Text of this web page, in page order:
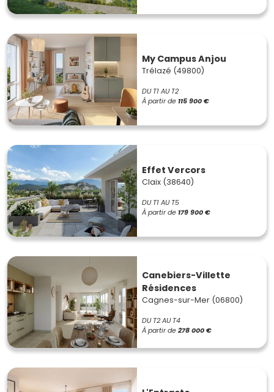
My Campus Anjou
Trélazé (49800)
DU T1 AU T2
À partir de 115 900 €
Effet Vercors
Claix (38640)
DU T1 AU T5
À partir de 179 900 €
Canebiers-Villette
Résidences
Cagnes-sur-Mer (06800)
DU T2 AU T4
À partir de278 000 €